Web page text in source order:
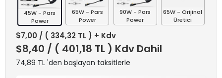
45W - Pars
Power
65W - Pars
Power
90W - Pars
Power
65W - Orijinal
Üretici
$7,00 / ( 334,32 TL ) + Kdv
$8,40 / ( 401,18 TL ) Kdv Dahil
74,89 TL 'den başlayan taksitlerle